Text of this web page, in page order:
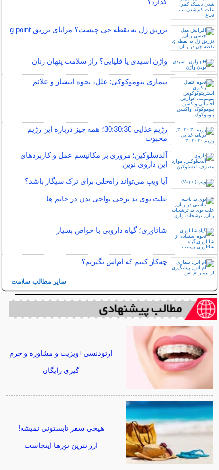
تزریق ژل به نقطه جی چیست؟ مزایای تزریق g point
واژن اسیدی یا قلیایی؟ راز سلامت پنهان زنان
بیماری پنوموکوکی: علل، نحوه انتشار و علائم
رژیم غذایی 30:30:30؛ همه چیز درباره این رژیم
محبوب
آلدسلوکین؛ مروری بر مکانیسم عمل و کاربردهای
این داروی نوین
آیا ویپ می‌تواند راه‌حلی برای ترک سیگار باشد؟
علت بوی بد برخی نواحی بدن در خانم ها
شاتاوری؛ گیاه دارویی با خواص بسیار
چه‌كار كنيم كه ام‌اس نگيريم؟
سایر مطالب سلامت
ارتودنسی+ویزیت و مشاوره و جرم
گیری رایگان
هیچی سفر تابستونی نمیشه!
ارزانترین تورها اینجاست